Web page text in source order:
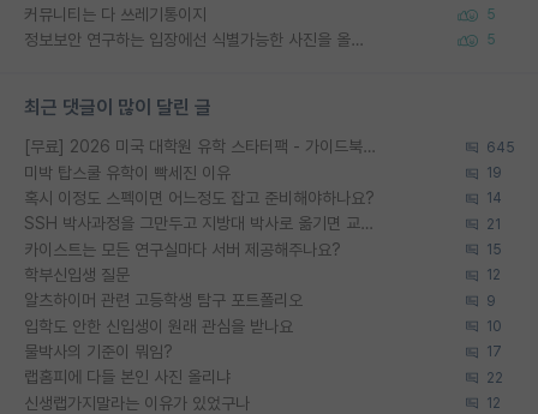
커뮤니티는 다 쓰레기통이지 5
정보보안 연구하는 입장에선 식별가능한 사진을 올리는건 비추이긴함 5
최근 댓글이 많이 달린 글
[무료] 2026 미국 대학원 유학 스타터팩 - 가이드북 & 합격자 컨택메일 템플릿 645
미박 탑스쿨 유학이 빡세진 이유 19
혹시 이정도 스펙이면 어느정도 잡고 준비해야하나요? 14
SSH 박사과정을 그만두고 지방대 박사로 옮기면 교수의 꿈은 끝일까요? 21
카이스트는 모든 연구실마다 서버 제공해주나요? 15
학부신입생 질문 12
알츠하이머 관련 고등학생 탐구 포트폴리오 9
입학도 안한 신입생이 원래 관심을 받나요 10
물박사의 기준이 뭐임? 17
랩홈피에 다들 본인 사진 올리냐 22
신생랩가지말라는 이유가 있었구나 12